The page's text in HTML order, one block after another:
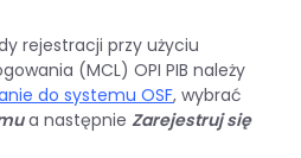
rejestracji przy użyciu
(MCL) OPI PIB należy
do systemu OSF, wybrać
a następnie Zarejestruj się